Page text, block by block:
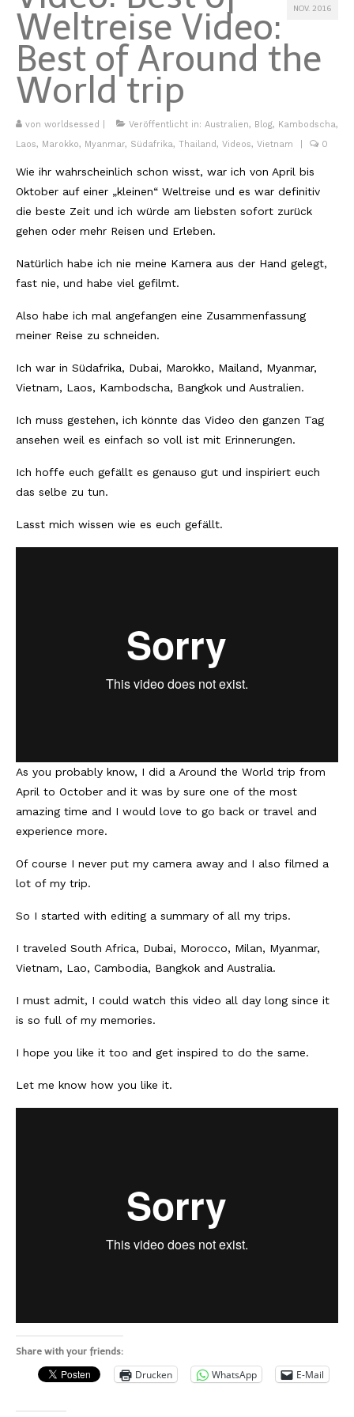
Kambodscha
Laos
Malaysia
Myanmar
Sri Lanka
Taiwan
Vietnam
Africa
Südafrika
North Amercia
USA
Die Bahamas
Oceania / Australia
Hotels
Food Guide
Ausserdem
Tips
#Worldsessedin
Lissabon Kolumne
NOV. 2016
Weltreise Video:
Best of Around the
World trip
von worldsessed Veröffentlicht in: Australien, Blog, Kambodscha,
Laos, Marokko, Myanmar, Südafrika, Thailand, Videos, Vietnam 0
Wie ihr wahrscheinlich schon wisst, war ich von April bis
Oktober auf einer „kleinen“ Weltreise und es war definitiv
die beste Zeit und ich würde am liebsten sofort zurück
gehen oder mehr Reisen und Erleben.
Natürlich habe ich nie meine Kamera aus der Hand gelegt,
fast nie, und habe viel gefilmt.
Also habe ich mal angefangen eine Zusammenfassung
meiner Reise zu schneiden.
Ich war in Südafrika, Dubai, Marokko, Mailand, Myanmar,
Vietnam, Laos, Kambodscha, Bangkok und Australien.
Ich muss gestehen, ich könnte das Video den ganzen Tag
ansehen weil es einfach so voll ist mit Erinnerungen.
Ich hoffe euch gefällt es genauso gut und inspiriert euch
das selbe zu tun.
Lasst mich wissen wie es euch gefällt.
As you probably know, I did a Around the World trip from
April to October and it was by sure one of the most
amazing time and I would love to go back or travel and
experience more.
Of course I never put my camera away and I also filmed a
lot of my trip.
So I started with editing a summary of all my trips.
I traveled South Africa, Dubai, Morocco, Milan, Myanmar,
Vietnam, Lao, Cambodia, Bangkok and Australia.
I must admit, I could watch this video all day long since it
is so full of my memories.
I hope you like it too and get inspired to do the same.
Let me know how you like it.
Share with your friends:
Drucken WhatsApp E-Mail